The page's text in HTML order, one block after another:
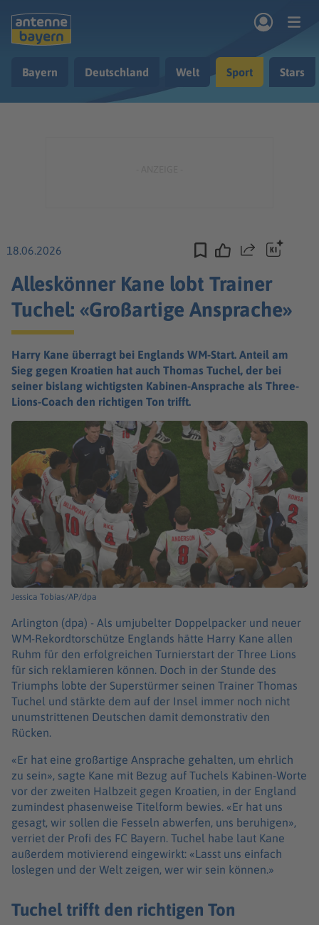
Bayern Deutschland Welt Sport Stars
18.06.2026 Teilen
Alleskönner Kane lobt Trainer
Tuchel: «Großartige Ansprache»
Harry Kane überragt bei Englands WM-Start. Anteil am
Sieg gegen Kroatien hat auch Thomas Tuchel, der bei
seiner bislang wichtigsten Kabinen-Ansprache als Three-
Lions-Coach den richtigen Ton trifft.
Jessica Tobias/AP/dpa
Arlington (dpa) - Als umjubelter Doppelpacker und neuer
WM-Rekordtorschütze Englands hätte Harry Kane allen
Ruhm für den erfolgreichen Turnierstart der Three Lions
für sich reklamieren können. Doch in der Stunde des
Triumphs lobte der Superstürmer seinen Trainer Thomas
Tuchel und stärkte dem auf der Insel immer noch nicht
unumstrittenen Deutschen damit demonstrativ den
Rücken.
«Er hat eine großartige Ansprache gehalten, um ehrlich
zu sein», sagte Kane mit Bezug auf Tuchels Kabinen-Worte
vor der zweiten Halbzeit gegen Kroatien, in der England
zumindest phasenweise Titelform bewies. «Er hat uns
gesagt, wir sollen die Fesseln abwerfen, uns beruhigen»,
verriet der Profi des FC Bayern. Tuchel habe laut Kane
außerdem motivierend eingewirkt: «Lasst uns einfach
loslegen und der Welt zeigen, wer wir sein können.»
Tuchel trifft den richtigen Ton